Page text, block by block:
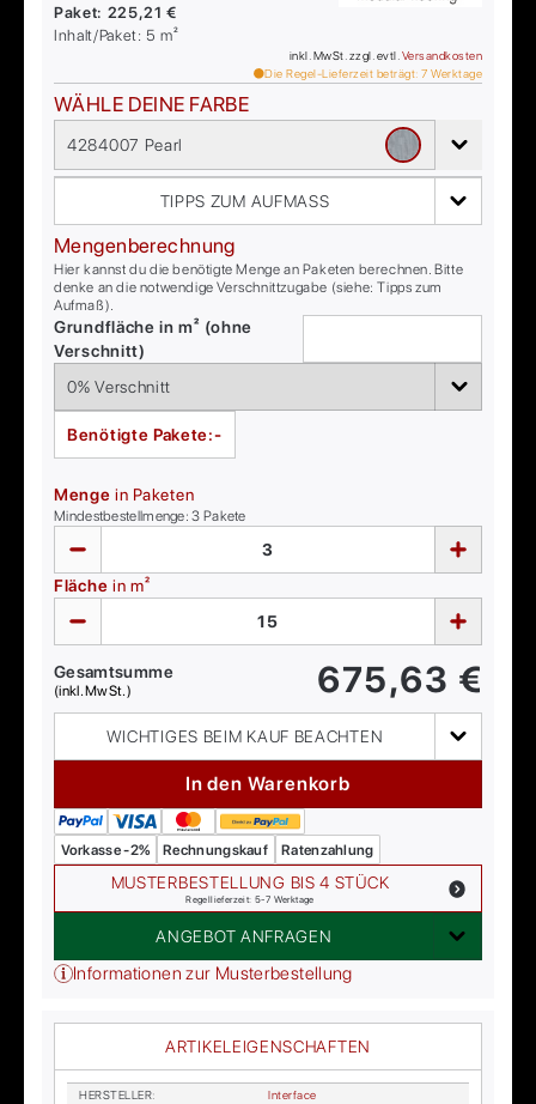
Paket: 225,21 €
Inhalt/Paket: 5 m²
inkl. MwSt. zzgl. evtl. Versandkosten
Die Regel-Lieferzeit beträgt: 7 Werktage
WÄHLE DEINE FARBE
4284007 Pearl
TIPPS ZUM AUFMASS
Mengenberechnung
Hier kannst du die benötigte Menge an Paketen berechnen. Bitte
denke an die notwendige Verschnittzugabe (siehe: Tipps zum
Aufmaß).
Grundfläche in m² (ohne
Verschnitt)
Benötigte Pakete:-
Menge in Paketen
Mindestbestellmenge:3 Pakete
Fläche in m²
Gesamtsumme
(inkl. MwSt.) 675,63 €
WICHTIGES BEIM KAUF BEACHTEN
In den Warenkorb
Vorkasse -2% Rechnungskauf Ratenzahlung
MUSTERBESTELLUNG BIS 4 STÜCK
Regellieferzeit: 5-7 Werktage
ANGEBOT ANFRAGEN
Informationen zur Musterbestellung
ARTIKELEIGENSCHAFTEN
HER­STEL­LER:
In­ter­face